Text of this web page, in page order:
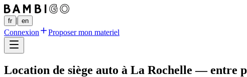
fr | en
Connexion Proposer mon materiel
Location de siège auto à La Rochelle — entre